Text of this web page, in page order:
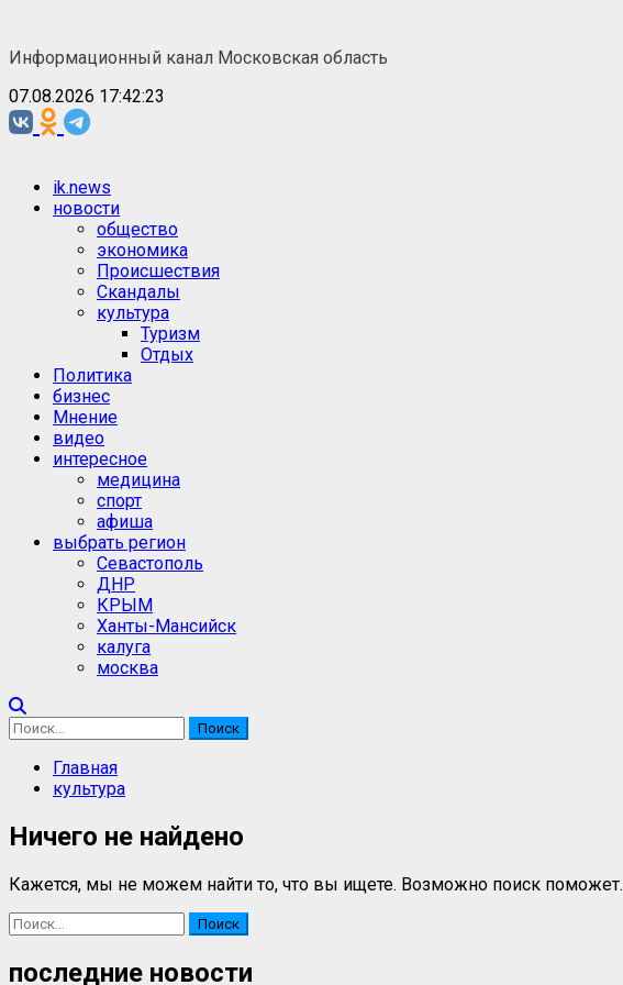
содержимому
Информационный канал Московская область
07.08.2026 17:42:23
Основное
меню
ik.news
новости
общество
экономика
Происшествия
Скандалы
культура
Туризм
Отдых
Политика
бизнес
Мнение
видео
интересное
медицина
спорт
афиша
выбрать регион
Севастополь
ДНР
КРЫМ
Ханты-Мансийск
калуга
москва
Найти:
Главная
культура
Ничего не найдено
Кажется, мы не можем найти то, что вы ищете. Возможно поиск поможет.
Найти:
последние новости